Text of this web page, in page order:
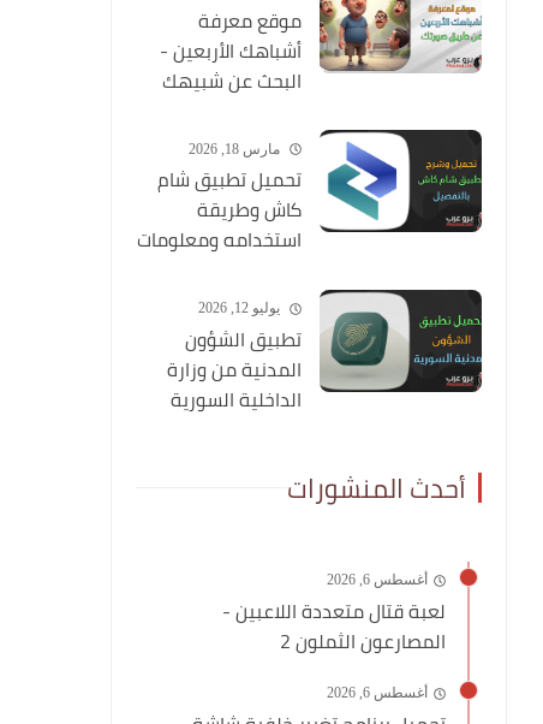
موقع معرفة
أشباهك الأربعين -
البحث عن شبيهك
مارس 18, 2026
تحميل تطبيق شام
كاش وطريقة
استخدامه ومعلومات
يوليو 12, 2026
تطبيق الشؤون
المدنية من وزارة
الداخلية السورية
أحدث المنشورات
أغسطس 6, 2026
لعبة قتال متعددة اللاعبين -
المصارعون الثملون 2
أغسطس 6, 2026